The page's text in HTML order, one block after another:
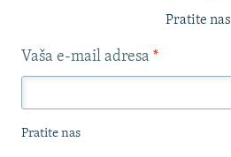
Pratite nas
Vaša e-mail adresa *
Pratite nas